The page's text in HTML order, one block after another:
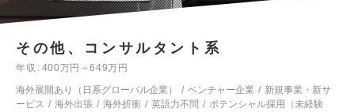
その他、コンサルタント系
年収
400万円～649万円
海外展開あり（日系グローバル企業）
ベンチャー企業
新規事業・新サ
ービス
海外出張 海外折衝 英語力不問
ポテンシャル採用（未経験